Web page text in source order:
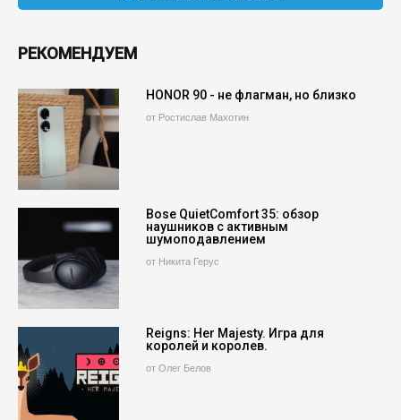
РЕКОМЕНДУЕМ
HONOR 90 - не флагман, но близко
от Ростислав Махотин
Bose QuietComfort 35: обзор
наушников с активным
шумоподавлением
от Никита Герус
Reigns: Her Majesty. Игра для
королей и королев.
от Олег Белов